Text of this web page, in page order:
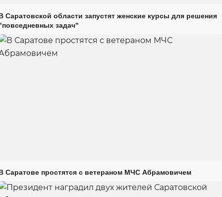
Саратовской области запустят женские курсы для решения
задач"
Саратове простятся с ветераном МЧС Абрамовичем